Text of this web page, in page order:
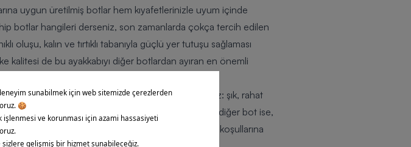
uygun üretilmiş botlar hem kıyafetlerinizle uyum içinde
botlar hangileri derseniz, son zamanlarda çokça tercih edilen
oluşu, kalın ve tırtıklı tabanıyla güçlü yer tutuşu sağlaması
kalitesi de bu ayakkabıyı diğer botlardan ayıran en önemli
River. Bu ayakkabıyı 3 kelimeyle özetleyebiliriz: şık, rahat
dayanıklı bir model. Aynı tip özelliklere sahip bir diğer bot ise,
Hakiki deri ve kauçuk tabanıyla şehrin zorlu hava koşullarına